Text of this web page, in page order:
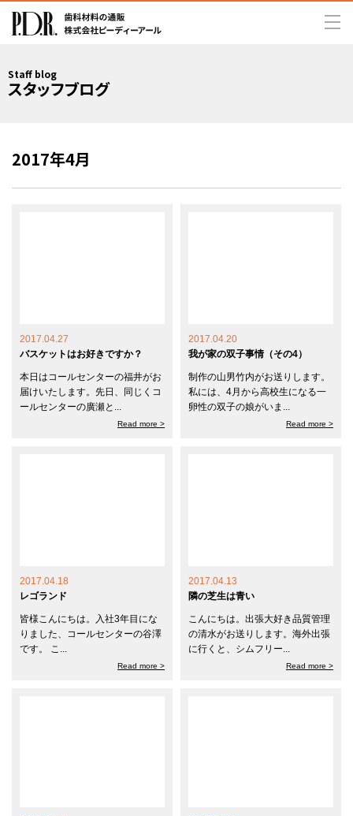
Staff blog
スタッフブログ
2017年4月
2017.04.27
バスケットはお好きですか？
本日はコールセンターの福井がお
届けいたします。先日、同じくコ
ールセンターの廣瀬と...
Read more >
2017.04.20
我が家の双子事情（その4）
制作の山男竹内がお送りします。
私には、4月から高校生になる一
卵性の双子の娘がいま...
Read more >
2017.04.18
レゴランド
皆様こんにちは。入社3年目にな
りました、コールセンターの谷澤
です。 こ...
Read more >
2017.04.13
隣の芝生は青い
こんにちは。出張大好き品質管理
の清水がお送りします。海外出張
に行くと、シムフリー...
Read more >